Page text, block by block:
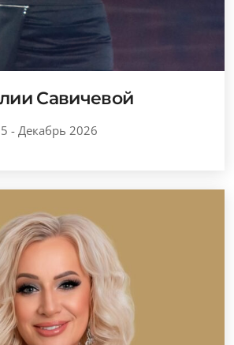
Савичевой
- Декабрь 2026